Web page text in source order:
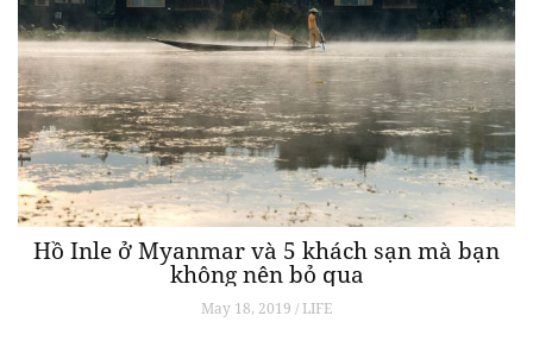
Hồ Inle ở Myanmar và 5 khách sạn mà bạn
không nên bỏ qua
May 18, 2019 / LIFE